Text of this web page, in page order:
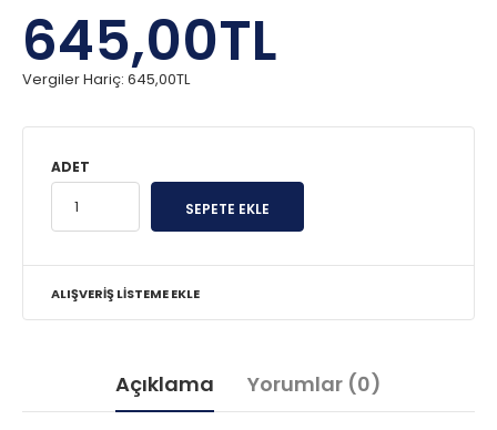
645,00TL
Vergiler Hariç: 645,00TL
ADET
ALIŞVERIŞ LISTEME EKLE
Açıklama Yorumlar (0)